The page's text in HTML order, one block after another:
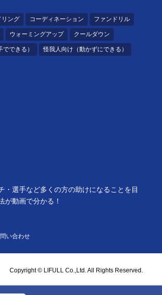
リング コーディネーション ファンドリル
ウォーミングアップ クールダウン
できる） 怪我人向け（動かずにできる）
選手など多くの方の助けになることを目
動画で分かる！
い合わせ
Copyright © LIFULL Co.,Ltd. All Rights Reserved.